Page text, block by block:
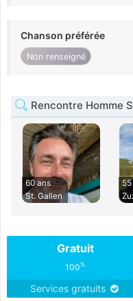
Chanson préférée
Non renseigné
Rencontre Homme
60 ans
St. Gallen
Gratuit
100%
Services gratuits